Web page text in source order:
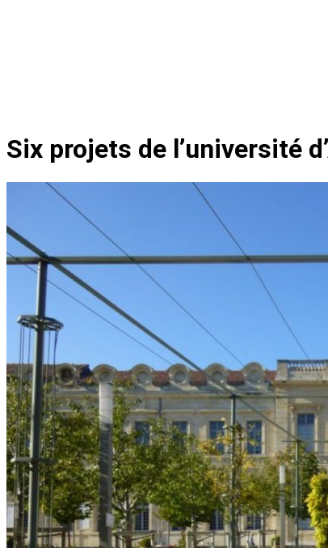
Six projets de l’université